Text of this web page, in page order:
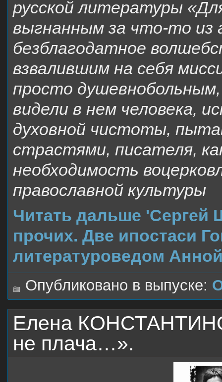
русской литературы
выгнанным за что-то из
безблагодатное
взвалившим на себя
просто
видели в нем человека,
духовной чистоты,
страстями, писателя,
необходимость
православной культуры
Читать дальше
прочих. Две ипостаси
литературоведом
Опубликовано в выпуске:
Елена
не плача…».